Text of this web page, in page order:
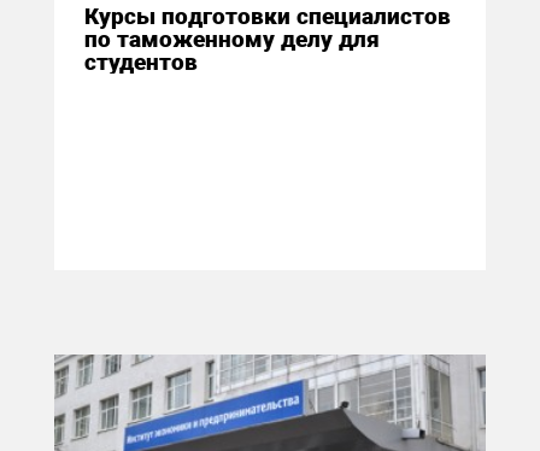
Курсы подготовки специалистов
по таможенному делу для
студентов